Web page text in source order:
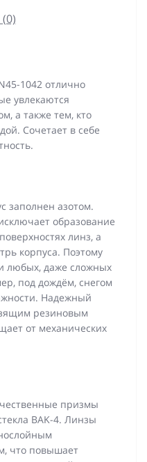
1042 отлично
увлекаются
а также тем, кто
Сочетает в себе
заполнен азотом.
образование
линз, а
корпуса. Поэтому
любых, даже сложных
под дождём, снегом
Надежный
резиновым
от механических
призмы
BAK-4. Линзы
что повышает